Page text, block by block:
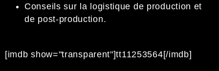
Conseils sur la logistique de production et
de post-production.
[imdb show="transparent"]tt11253564[/imdb]